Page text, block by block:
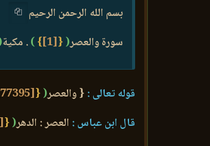
بسم الله الرحمن الرحيم
سورة والعصر(
{
[1]
}
). مكية
قوله تعالى : { والعصر(
{
[77395]
قال ابن عباس : العصر : الدهر(
{
[77396]